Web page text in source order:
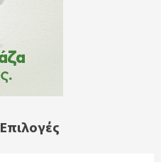
Επιλογές